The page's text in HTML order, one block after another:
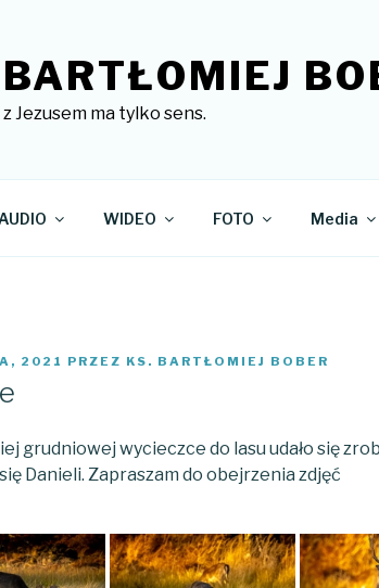
Jezusem ma tylko sens.
AUDIO WIDEO FOTO Media
2021 PRZEZ KS. BARTŁOMIEJ BOBER
grudniowej wycieczce do lasu udało się
Danieli. Zapraszam do obejrzenia zdjęć